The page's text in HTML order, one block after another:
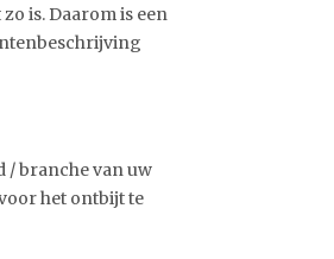
is. Daarom is een
/ branche van uw
het ontbijt te